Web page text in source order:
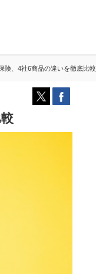
険、4社6商品の違いを徹底比較